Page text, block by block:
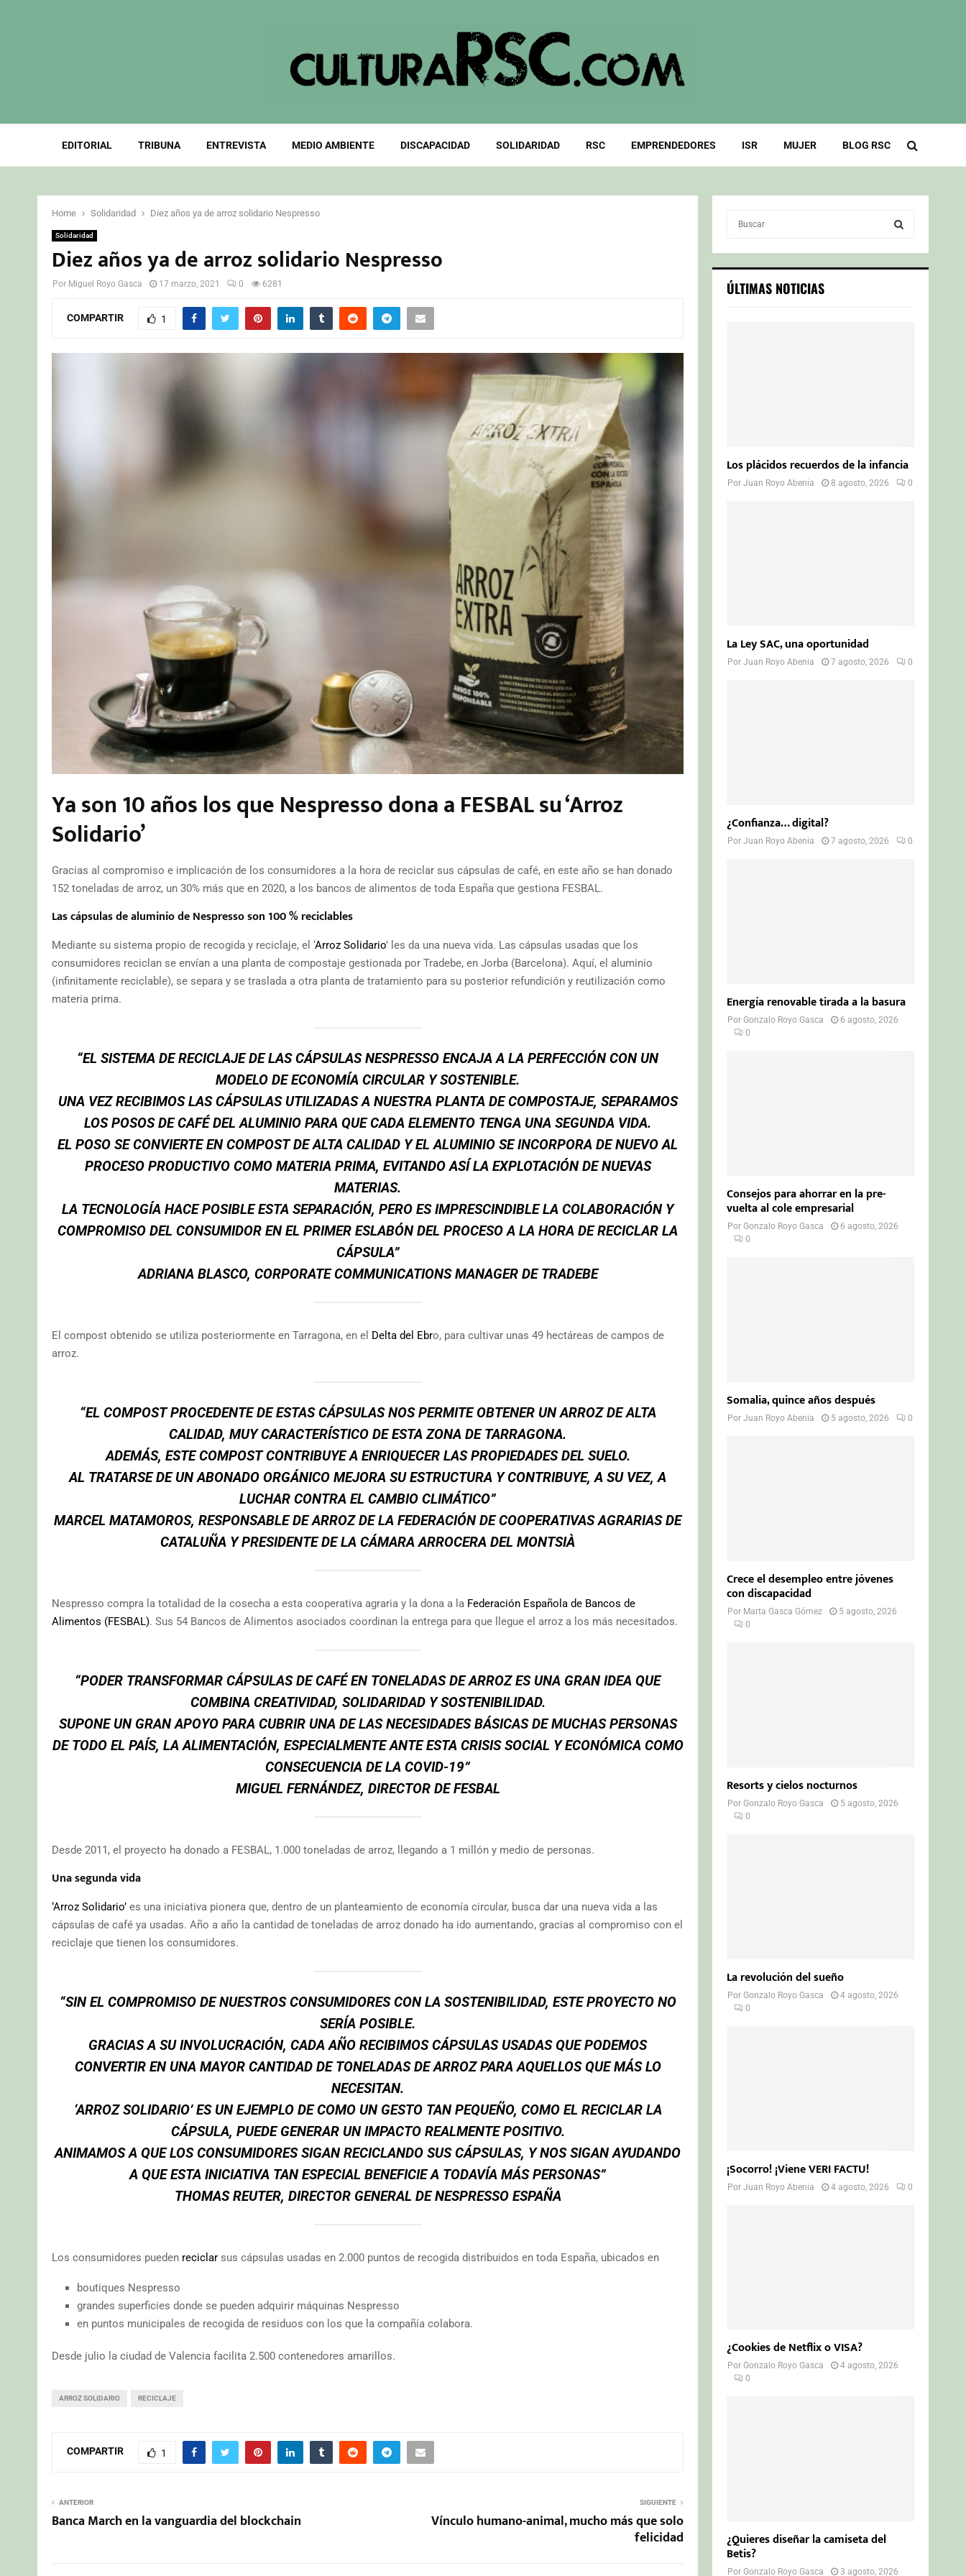
EDITORIAL TRIBUNA ENTREVISTA MEDIO AMBIENTE DISCAPACIDAD SOLIDARIDAD RSC EMPRENDEDORES ISR MUJER BLOG RSC
Home Solidaridad Diez años ya de arroz solidario Nespresso
Solidaridad
Diez años ya de arroz solidario Nespresso
Por Miguel Royo Gasca 17 marzo, 2021 0 6281
COMPARTIR 1
Ya son 10 años los que Nespresso dona a FESBAL su ‘Arroz
Solidario’
Gracias al compromiso e implicación de los consumidores a la hora de reciclar sus cápsulas de café, en este año se han donado
152 toneladas de arroz, un 30% más que en 2020, a los bancos de alimentos de toda España que gestiona FESBAL.
Las cápsulas de aluminio de Nespresso son 100 % reciclables
Mediante su sistema propio de recogida y reciclaje, el ‘Arroz Solidario’ les da una nueva vida. Las cápsulas usadas que los
consumidores reciclan se envían a una planta de compostaje gestionada por Tradebe, en Jorba (Barcelona). Aquí, el aluminio
(infinitamente reciclable), se separa y se traslada a otra planta de tratamiento para su posterior refundición y reutilización como
materia prima.
“EL SISTEMA DE RECICLAJE DE LAS CÁPSULAS NESPRESSO ENCAJA A LA PERFECCIÓN CON UN
MODELO DE ECONOMÍA CIRCULAR Y SOSTENIBLE.
UNA VEZ RECIBIMOS LAS CÁPSULAS UTILIZADAS A NUESTRA PLANTA DE COMPOSTAJE, SEPARAMOS
LOS POSOS DE CAFÉ DEL ALUMINIO PARA QUE CADA ELEMENTO TENGA UNA SEGUNDA VIDA.
EL POSO SE CONVIERTE EN COMPOST DE ALTA CALIDAD Y EL ALUMINIO SE INCORPORA DE NUEVO AL
PROCESO PRODUCTIVO COMO MATERIA PRIMA, EVITANDO ASÍ LA EXPLOTACIÓN DE NUEVAS
MATERIAS.
LA TECNOLOGÍA HACE POSIBLE ESTA SEPARACIÓN, PERO ES IMPRESCINDIBLE LA COLABORACIÓN Y
COMPROMISO DEL CONSUMIDOR EN EL PRIMER ESLABÓN DEL PROCESO A LA HORA DE RECICLAR LA
CÁPSULA”
ADRIANA BLASCO, CORPORATE COMMUNICATIONS MANAGER DE TRADEBE
El compost obtenido se utiliza posteriormente en Tarragona, en el Delta del Ebro, para cultivar unas 49 hectáreas de campos de
arroz.
“EL COMPOST PROCEDENTE DE ESTAS CÁPSULAS NOS PERMITE OBTENER UN ARROZ DE ALTA
CALIDAD, MUY CARACTERÍSTICO DE ESTA ZONA DE TARRAGONA.
ADEMÁS, ESTE COMPOST CONTRIBUYE A ENRIQUECER LAS PROPIEDADES DEL SUELO.
AL TRATARSE DE UN ABONADO ORGÁNICO MEJORA SU ESTRUCTURA Y CONTRIBUYE, A SU VEZ, A
LUCHAR CONTRA EL CAMBIO CLIMÁTICO”
MARCEL MATAMOROS, RESPONSABLE DE ARROZ DE LA FEDERACIÓN DE COOPERATIVAS AGRARIAS DE
CATALUÑA Y PRESIDENTE DE LA CÁMARA ARROCERA DEL MONTSIÀ
Nespresso compra la totalidad de la cosecha a esta cooperativa agraria y la dona a la Federación Española de Bancos de
Alimentos (FESBAL). Sus 54 Bancos de Alimentos asociados coordinan la entrega para que llegue el arroz a los más necesitados.
“PODER TRANSFORMAR CÁPSULAS DE CAFÉ EN TONELADAS DE ARROZ ES UNA GRAN IDEA QUE
COMBINA CREATIVIDAD, SOLIDARIDAD Y SOSTENIBILIDAD.
SUPONE UN GRAN APOYO PARA CUBRIR UNA DE LAS NECESIDADES BÁSICAS DE MUCHAS PERSONAS
DE TODO EL PAÍS, LA ALIMENTACIÓN, ESPECIALMENTE ANTE ESTA CRISIS SOCIAL Y ECONÓMICA COMO
CONSECUENCIA DE LA COVID-19”
MIGUEL FERNÁNDEZ, DIRECTOR DE FESBAL
Desde 2011, el proyecto ha donado a FESBAL, 1.000 toneladas de arroz, llegando a 1 millón y medio de personas.
Una segunda vida
‘Arroz Solidario’ es una iniciativa pionera que, dentro de un planteamiento de economía circular, busca dar una nueva vida a las
cápsulas de café ya usadas. Año a año la cantidad de toneladas de arroz donado ha ido aumentando, gracias al compromiso con el
reciclaje que tienen los consumidores.
“SIN EL COMPROMISO DE NUESTROS CONSUMIDORES CON LA SOSTENIBILIDAD, ESTE PROYECTO NO
SERÍA POSIBLE.
GRACIAS A SU INVOLUCRACIÓN, CADA AÑO RECIBIMOS CÁPSULAS USADAS QUE PODEMOS
CONVERTIR EN UNA MAYOR CANTIDAD DE TONELADAS DE ARROZ PARA AQUELLOS QUE MÁS LO
NECESITAN.
‘ARROZ SOLIDARIO’ ES UN EJEMPLO DE COMO UN GESTO TAN PEQUEÑO, COMO EL RECICLAR LA
CÁPSULA, PUEDE GENERAR UN IMPACTO REALMENTE POSITIVO.
ANIMAMOS A QUE LOS CONSUMIDORES SIGAN RECICLANDO SUS CÁPSULAS, Y NOS SIGAN AYUDANDO
A QUE ESTA INICIATIVA TAN ESPECIAL BENEFICIE A TODAVÍA MÁS PERSONAS”
THOMAS REUTER, DIRECTOR GENERAL DE NESPRESSO ESPAÑA
Los consumidores pueden reciclar sus cápsulas usadas en 2.000 puntos de recogida distribuidos en toda España, ubicados en
boutiques Nespresso
grandes superficies donde se pueden adquirir máquinas Nespresso
en puntos municipales de recogida de residuos con los que la compañía colabora.
Desde julio la ciudad de Valencia facilita 2.500 contenedores amarillos.
ARROZ SOLIDARIO RECICLAJE
COMPARTIR 1
ANTERIOR
Banca March en la vanguardia del blockchain
SIGUIENTE
Vínculo humano-animal, mucho más que solo
felicidad
c
h
S
ÚLTIMAS NOTICIAS
Los plácidos recuerdos de la infancia
PorJuan Royo Abenia 8 agosto, 2026 0
La Ley SAC, una oportunidad
PorJuan Royo Abenia 7 agosto, 2026 0
¿Confianza… digital?
PorJuan Royo Abenia 7 agosto, 2026 0
Energía renovable tirada a la basura
PorGonzalo Royo Gasca
6 agosto, 2026
0
Consejos para ahorrar en la pre-
vuelta al cole empresarial
PorGonzalo Royo Gasca
6 agosto, 2026
0
Somalia, quince años después
PorJuan Royo Abenia 5 agosto, 2026 0
Crece el desempleo entre jóvenes
con discapacidad
Por Marta Gasca Gómez
5 agosto, 2026
0
Resorts y cielos nocturnos
PorGonzalo Royo Gasca
5 agosto, 2026
0
La revolución del sueño
PorGonzalo Royo Gasca
4 agosto, 2026
0
¡Socorro! ¡Viene VERI FACTU!
PorJuan Royo Abenia 4 agosto, 2026 0
¿Cookies de Netflix o VISA?
PorGonzalo Royo Gasca
4 agosto, 2026
0
¿Quieres diseñar la camiseta del
Betis?
PorGonzalo Royo Gasca 3 agosto, 2026